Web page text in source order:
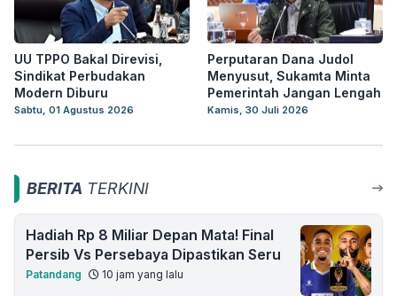
UU TPPO Bakal Direvisi,
Sindikat Perbudakan
Modern Diburu
Sabtu, 01 Agustus 2026
Perputaran Dana Judol
Menyusut, Sukamta Minta
Pemerintah Jangan Lengah
Kamis, 30 Juli 2026
BERITA TERKINI
Hadiah Rp 8 Miliar Depan Mata! Final
Persib Vs Persebaya Dipastikan Seru
Patandang 10 jam yang lalu